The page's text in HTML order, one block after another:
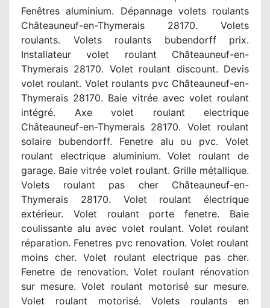
Fenêtres aluminium. Dépannage volets roulants
Châteauneuf-en-Thymerais 28170. Volets
roulants. Volets roulants bubendorff prix.
Installateur volet roulant Châteauneuf-en-
Thymerais 28170. Volet roulant discount. Devis
volet roulant. Volet roulants pvc Châteauneuf-en-
Thymerais 28170. Baie vitrée avec volet roulant
intégré. Axe volet roulant electrique
Châteauneuf-en-Thymerais 28170. Volet roulant
solaire bubendorff. Fenetre alu ou pvc. Volet
roulant electrique aluminium. Volet roulant de
garage. Baie vitrée volet roulant. Grille métallique.
Volets roulant pas cher Châteauneuf-en-
Thymerais 28170. Volet roulant électrique
extérieur. Volet roulant porte fenetre. Baie
coulissante alu avec volet roulant. Volet roulant
réparation. Fenetres pvc renovation. Volet roulant
moins cher. Volet roulant electrique pas cher.
Fenetre de renovation. Volet roulant rénovation
sur mesure. Volet roulant motorisé sur mesure.
Volet roulant motorisé. Volets roulants en